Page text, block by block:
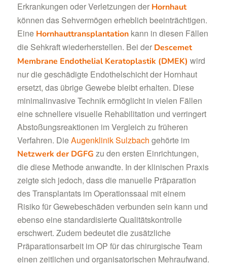
Erkrankungen oder Verletzungen der Hornhaut
können das Sehvermögen erheblich beeinträchtigen.
Eine Hornhauttransplantationkann in diesen Fällen
die Sehkraft wiederherstellen. Bei der Descemet
Membrane Endothelial Keratoplastik (DMEK) wird
nur die geschädigte Endothelschicht der Hornhaut
ersetzt, das übrige Gewebe bleibt erhalten. Diese
minimalinvasive Technik ermöglicht in vielen Fällen
eine schnellere visuelle Rehabilitation und verringert
Abstoßungsreaktionen im Vergleich zu früheren
Verfahren. DieAugenklinik Sulzbach gehörte im
Netzwerk der DGFG zu den ersten Einrichtungen,
die diese Methode anwandte. In der klinischen Praxis
zeigte sich jedoch, dass die manuelle Präparation
des Transplantats im Operationssaal mit einem
Risiko für Gewebeschäden verbunden sein kann und
ebenso eine standardisierte Qualitätskontrolle
erschwert. Zudem bedeutet die zusätzliche
Präparationsarbeit im OP für das chirurgische Team
einen zeitlichen und organisatorischen Mehraufwand.